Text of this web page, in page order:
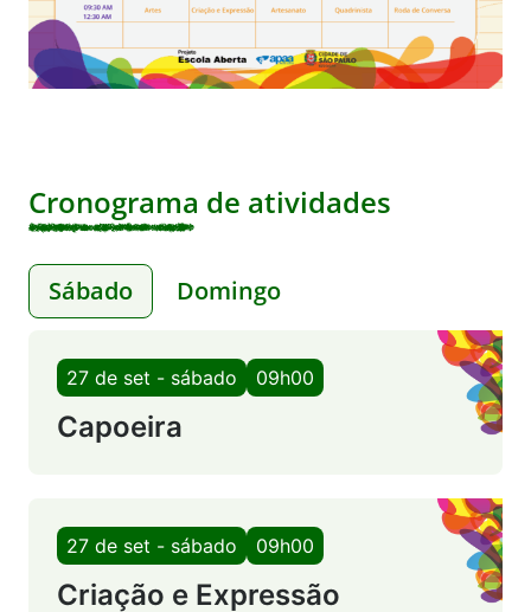
Cronograma de atividades
Sábado Domingo
27 de set - sábado 09h00
Capoeira
27 de set - sábado 09h00
Criação e Expressão